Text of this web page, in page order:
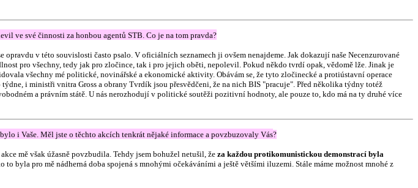
ve své činnosti za honbou agentů STB. Co je na tom pravda?
v této souvislosti často psalo. V oficiálních seznamech ji ovšem nenajdeme. Jak dokazují naše Necenzurované
pro všechny, tedy jak pro zločince, tak i pro jejich oběti, nepolevil. Pokud někdo tvrdí opak, vědomě lže. Jinak je
všechny mé politické, novinářské a ekonomické aktivity. Obávám se, že tyto zločinecké a protiústavní operace
i ministři vnitra Gross a obrany Tvrdík jsou přesvědčeni, že na nich BIS "pracuje". Před několika týdny totéž
a právním státě. U nás nerozhodují v politické soutěži pozitivní hodnoty, ale pouze to, kdo má na ty druhé více
i Vaše. Měl jste o těchto akcích tenkrát nějaké informace a povzbuzovaly Vás?
mě však úžasně povzbudila. Tehdy jsem bohužel netušil, že za každou protikomunistickou demonstrací byla
to byla pro mě nádherná doba spojená s mnohými očekáváními a ještě většími iluzemi. Stále máme možnost mnohé z